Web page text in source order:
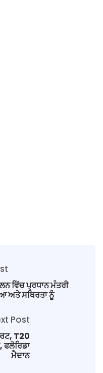
ਵਿੱਚ ਪ੍ਰਧਾਨ ਮੰਤਰੀ
ਅਤੇ ਸਥਿਰਤਾ ਨੂੰ
Post
T20
ਫਲੋਰਿਡਾ
ਮੈਦਾਨ